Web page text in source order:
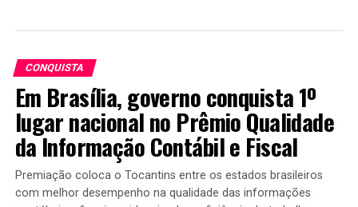
CONQUISTA
Em Brasília, governo conquista 1º
lugar nacional no Prêmio Qualidade
da Informação Contábil e Fiscal
Premiação coloca o Tocantins entre os estados brasileiros
com melhor desempenho na qualidade das informações